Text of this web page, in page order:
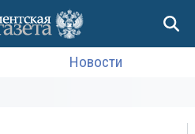
Новости